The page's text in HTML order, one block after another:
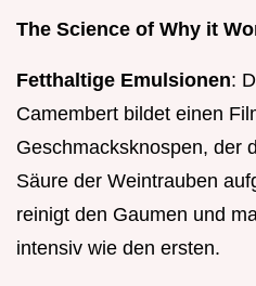
The Science of Why it
Fetthaltige Emulsionen:
Camembert bildet einen
Geschmacksknospen, der
Säure der Weintrauben
reinigt den Gaumen und
intensiv wie den ersten.